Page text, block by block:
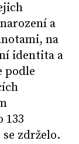
a
na
identita a
podle
133
zdrželo.